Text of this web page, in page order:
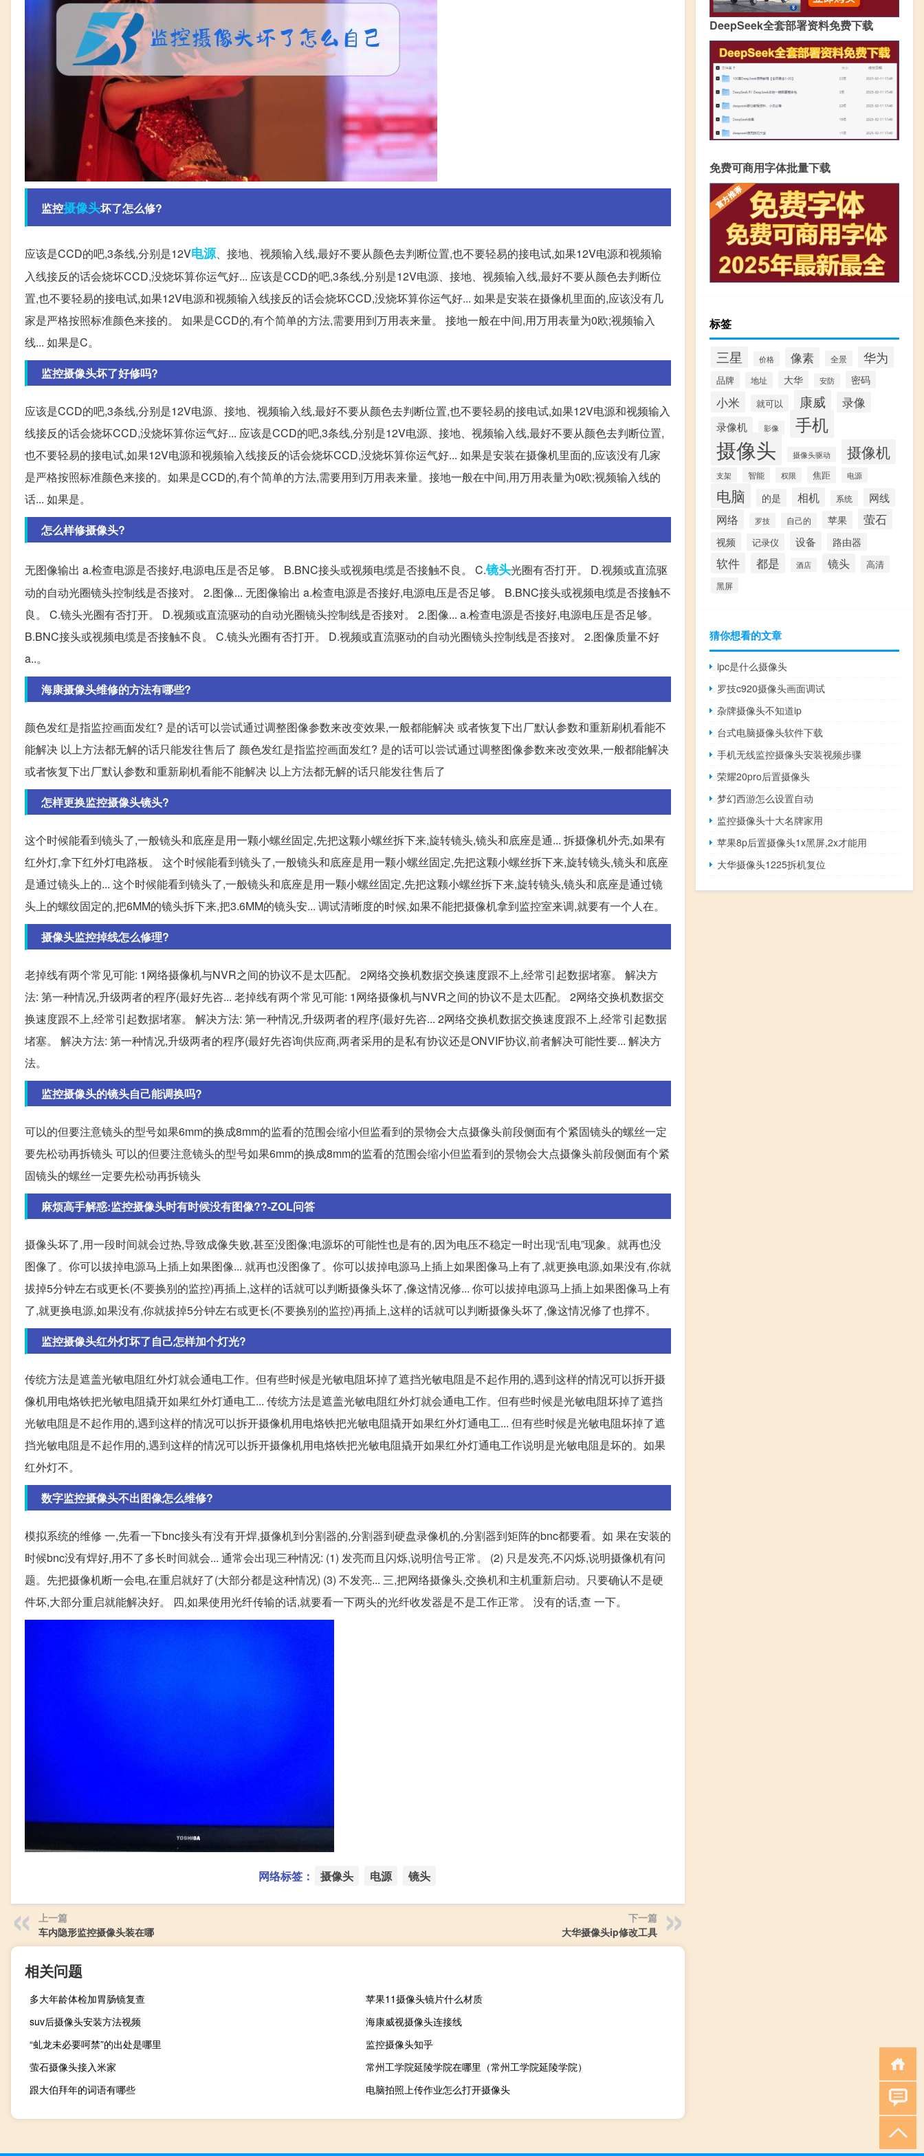
监控摄像头坏了怎么修?
应该是CCD的吧,3条线,分别是12V电源、接地、视频输入线,最好不要从颜色去判断位置,也不要轻易的接电试,如果12V电源和视频输
入线接反的话会烧坏CCD,没烧坏算你运气好... 应该是CCD的吧,3条线,分别是12V电源、接地、视频输入线,最好不要从颜色去判断位
置,也不要轻易的接电试,如果12V电源和视频输入线接反的话会烧坏CCD,没烧坏算你运气好... 如果是安装在摄像机里面的,应该没有几
家是严格按照标准颜色来接的。 如果是CCD的,有个简单的方法,需要用到万用表来量。 接地一般在中间,用万用表量为0欧;视频输入
线... 如果是C。
监控摄像头坏了好修吗?
应该是CCD的吧,3条线,分别是12V电源、接地、视频输入线,最好不要从颜色去判断位置,也不要轻易的接电试,如果12V电源和视频输入
线接反的话会烧坏CCD,没烧坏算你运气好... 应该是CCD的吧,3条线,分别是12V电源、接地、视频输入线,最好不要从颜色去判断位置,
也不要轻易的接电试,如果12V电源和视频输入线接反的话会烧坏CCD,没烧坏算你运气好... 如果是安装在摄像机里面的,应该没有几家
是严格按照标准颜色来接的。如果是CCD的,有个简单的方法,需要用到万用表来量。接地一般在中间,用万用表量为0欧;视频输入线的
话... 如果是。
怎么样修摄像头?
无图像输出 a.检查电源是否接好,电源电压是否足够。 B.BNC接头或视频电缆是否接触不良。 C.镜头光圈有否打开。 D.视频或直流驱
动的自动光圈镜头控制线是否接对。 2.图像... 无图像输出 a.检查电源是否接好,电源电压是否足够。 B.BNC接头或视频电缆是否接触不
良。 C.镜头光圈有否打开。 D.视频或直流驱动的自动光圈镜头控制线是否接对。 2.图像... a.检查电源是否接好,电源电压是否足够。
B.BNC接头或视频电缆是否接触不良。 C.镜头光圈有否打开。 D.视频或直流驱动的自动光圈镜头控制线是否接对。 2.图像质量不好
a..。
海康摄像头维修的方法有哪些?
颜色发红是指监控画面发红? 是的话可以尝试通过调整图像参数来改变效果,一般都能解决 或者恢复下出厂默认参数和重新刷机看能不
能解决 以上方法都无解的话只能发往售后了 颜色发红是指监控画面发红? 是的话可以尝试通过调整图像参数来改变效果,一般都能解决
或者恢复下出厂默认参数和重新刷机看能不能解决 以上方法都无解的话只能发往售后了
怎样更换监控摄像头镜头?
这个时候能看到镜头了,一般镜头和底座是用一颗小螺丝固定,先把这颗小螺丝拆下来,旋转镜头,镜头和底座是通... 拆摄像机外壳,如果有
红外灯,拿下红外灯电路板。 这个时候能看到镜头了,一般镜头和底座是用一颗小螺丝固定,先把这颗小螺丝拆下来,旋转镜头,镜头和底座
是通过镜头上的... 这个时候能看到镜头了,一般镜头和底座是用一颗小螺丝固定,先把这颗小螺丝拆下来,旋转镜头,镜头和底座是通过镜
头上的螺纹固定的,把6MM的镜头拆下来,把3.6MM的镜头安... 调试清晰度的时候,如果不能把摄像机拿到监控室来调,就要有一个人在。
摄像头监控掉线怎么修理?
老掉线有两个常见可能: 1网络摄像机与NVR之间的协议不是太匹配。 2网络交换机数据交换速度跟不上,经常引起数据堵塞。 解决方
法: 第一种情况,升级两者的程序(最好先咨... 老掉线有两个常见可能: 1网络摄像机与NVR之间的协议不是太匹配。 2网络交换机数据交
换速度跟不上,经常引起数据堵塞。 解决方法: 第一种情况,升级两者的程序(最好先咨... 2网络交换机数据交换速度跟不上,经常引起数据
堵塞。 解决方法: 第一种情况,升级两者的程序(最好先咨询供应商,两者采用的是私有协议还是ONVIF协议,前者解决可能性要... 解决方
法。
监控摄像头的镜头自己能调换吗?
可以的但要注意镜头的型号如果6mm的换成8mm的监看的范围会缩小但监看到的景物会大点摄像头前段侧面有个紧固镜头的螺丝一定
要先松动再拆镜头 可以的但要注意镜头的型号如果6mm的换成8mm的监看的范围会缩小但监看到的景物会大点摄像头前段侧面有个紧
固镜头的螺丝一定要先松动再拆镜头
麻烦高手解惑:监控摄像头时有时候没有图像??-ZOL问答
摄像头坏了,用一段时间就会过热,导致成像失败,甚至没图像;电源坏的可能性也是有的,因为电压不稳定一时出现“乱电”现象。就再也没
图像了。你可以拔掉电源马上插上如果图像... 就再也没图像了。你可以拔掉电源马上插上如果图像马上有了,就更换电源,如果没有,你就
拔掉5分钟左右或更长(不要换别的监控)再插上,这样的话就可以判断摄像头坏了,像这情况修... 你可以拔掉电源马上插上如果图像马上有
了,就更换电源,如果没有,你就拔掉5分钟左右或更长(不要换别的监控)再插上,这样的话就可以判断摄像头坏了,像这情况修了也撑不。
监控摄像头红外灯坏了自己怎样加个灯光?
传统方法是遮盖光敏电阻红外灯就会通电工作。但有些时候是光敏电阻坏掉了遮挡光敏电阻是不起作用的,遇到这样的情况可以拆开摄
像机用电烙铁把光敏电阻撬开如果红外灯通电工... 传统方法是遮盖光敏电阻红外灯就会通电工作。但有些时候是光敏电阻坏掉了遮挡
光敏电阻是不起作用的,遇到这样的情况可以拆开摄像机用电烙铁把光敏电阻撬开如果红外灯通电工... 但有些时候是光敏电阻坏掉了遮
挡光敏电阻是不起作用的,遇到这样的情况可以拆开摄像机用电烙铁把光敏电阻撬开如果红外灯通电工作说明是光敏电阻是坏的。如果
红外灯不。
数字监控摄像头不出图像怎么维修?
模拟系统的维修 一,先看一下bnc接头有没有开焊,摄像机到分割器的,分割器到硬盘录像机的,分割器到矩阵的bnc都要看。如 果在安装的
时候bnc没有焊好,用不了多长时间就会... 通常会出现三种情况: (1) 发亮而且闪烁,说明信号正常。 (2) 只是发亮,不闪烁,说明摄像机有问
题。先把摄像机断一会电,在重启就好了(大部分都是这种情况) (3) 不发亮... 三,把网络摄像头,交换机和主机重新启动。只要确认不是硬
件坏,大部分重启就能解决好。 四,如果使用光纤传输的话,就要看一下两头的光纤收发器是不是工作正常。 没有的话,查 一下。
网络标签： 摄像头 电源 镜头
上一篇
车内隐形监控摄像头装在哪
下一篇
大华摄像头ip修改工具
相关问题
多大年龄体检加胃肠镜复查
苹果11摄像头镜片什么材质
suv后摄像头安装方法视频
海康威视摄像头连接线
“虬龙未必要呵禁”的出处是哪里
监控摄像头知乎
萤石摄像头接入米家
常州工学院延陵学院在哪里（常州工学院延陵学院）
跟大伯拜年的词语有哪些
电脑拍照上传作业怎么打开摄像头
DeepSeek全套部署资料免费下载
免费可商用字体批量下载
标签
三星 价格 像素 全景 华为
品牌 地址 大华 安防 密码
小米 就可以 康威 录像
录像机 影像 手机
摄像头 摄像头驱动 摄像机
支架 智能 权限 焦距 电源
电脑 的是 相机 系统 网线
网络 罗技 自己的 苹果 萤石
视频 记录仪 设备 路由器
软件 都是 酒店 镜头 高清
黑屏
猜你想看的文章
ipc是什么摄像头
罗技c920摄像头画面调试
杂牌摄像头不知道ip
台式电脑摄像头软件下载
手机无线监控摄像头安装视频步骤
荣耀20pro后置摄像头
梦幻西游怎么设置自动
监控摄像头十大名牌家用
苹果8p后置摄像头1x黑屏,2x才能用
大华摄像头1225拆机复位